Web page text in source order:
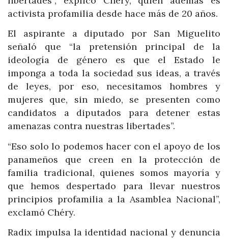
activista profamilia desde hace más de 20 años.
El aspirante a diputado por San Miguelito
señaló que “la pretensión principal de la
ideología de género es que el Estado le
imponga a toda la sociedad sus ideas, a través
de leyes, por eso, necesitamos hombres y
mujeres que, sin miedo, se presenten como
candidatos a diputados para detener estas
amenazas contra nuestras libertades”.
“Eso solo lo podemos hacer con el apoyo de los
panameños que creen en la protección de
familia tradicional, quienes somos mayoría y
que hemos despertado para llevar nuestros
principios profamilia a la Asamblea Nacional”,
exclamó Chéry.
Radix impulsa la identidad nacional y denuncia